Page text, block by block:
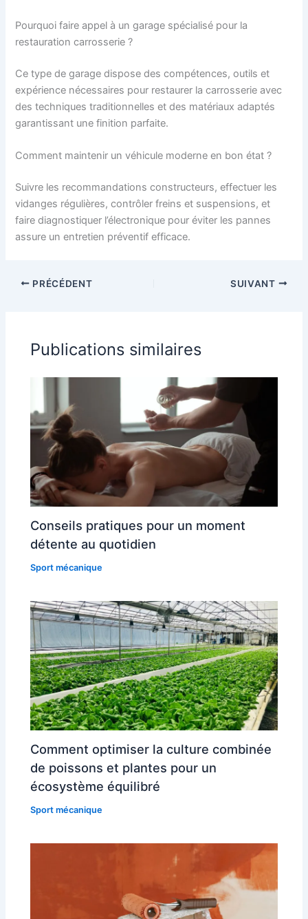
Pourquoi faire appel à un garage spécialisé pour la
restauration carrosserie ?
Ce type de garage dispose des compétences, outils et
expérience nécessaires pour restaurer la carrosserie avec
des techniques traditionnelles et des matériaux adaptés
garantissant une finition parfaite.
Comment maintenir un véhicule moderne en bon état ?
Suivre les recommandations constructeurs, effectuer les
vidanges régulières, contrôler freins et suspensions, et
faire diagnostiquer l’électronique pour éviter les pannes
assure un entretien préventif efficace.
PRÉCÉDENT SUIVANT
Publications similaires
Conseils pratiques pour un moment
détente au quotidien
Sport mécanique
Comment optimiser la culture combinée
de poissons et plantes pour un
écosystème équilibré
Sport mécanique